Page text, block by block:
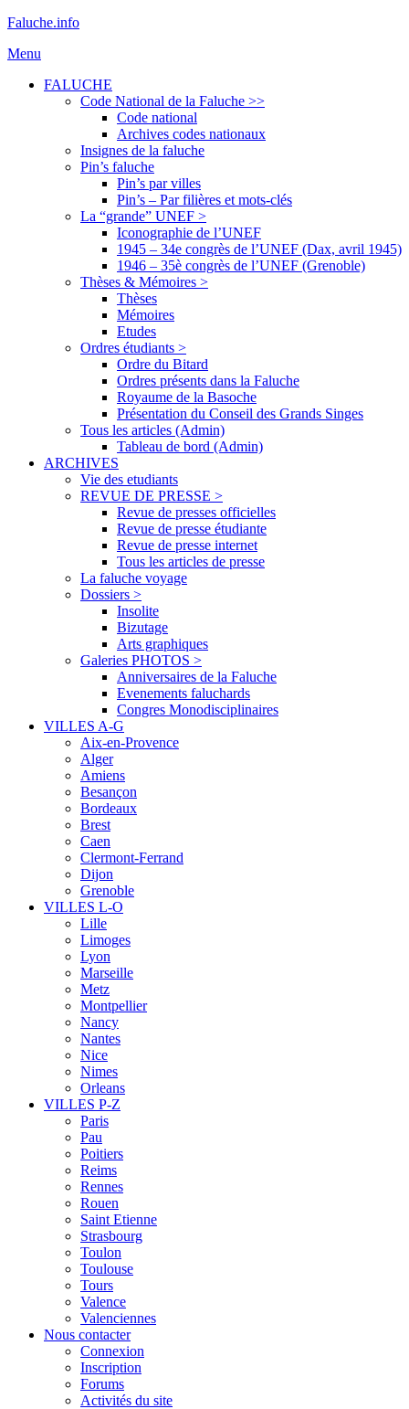
Aller
contenu
Faluche.info
Menu
FALUCHE
Code National de la Faluche >>
Code national
Archives codes nationaux
Insignes de la faluche
Pin’s faluche
Pin’s par villes
Pin’s – Par filières et mots-clés
La “grande” UNEF >
Iconographie de l’UNEF
1945 – 34e congrès de l’UNEF (Dax, avril 1945)
1946 – 35è congrès de l’UNEF (Grenoble)
Thèses & Mémoires >
Thèses
Mémoires
Etudes
Ordres étudiants >
Ordre du Bitard
Ordres présents dans la Faluche
Royaume de la Basoche
Présentation du Conseil des Grands Singes
Tous les articles (Admin)
Tableau de bord (Admin)
ARCHIVES
Vie des etudiants
REVUE DE PRESSE >
Revue de presses officielles
Revue de presse étudiante
Revue de presse internet
Tous les articles de presse
La faluche voyage
Dossiers >
Insolite
Bizutage
Arts graphiques
Galeries PHOTOS >
Anniversaires de la Faluche
Evenements faluchards
Congres Monodisciplinaires
VILLES A-G
Aix-en-Provence
Alger
Amiens
Besançon
Bordeaux
Brest
Caen
Clermont-Ferrand
Dijon
Grenoble
VILLES L-O
Lille
Limoges
Lyon
Marseille
Metz
Montpellier
Nancy
Nantes
Nice
Nimes
Orleans
VILLES P-Z
Paris
Pau
Poitiers
Reims
Rennes
Rouen
Saint Etienne
Strasbourg
Toulon
Toulouse
Tours
Valence
Valenciennes
Nous contacter
Connexion
Inscription
Forums
Activités du site